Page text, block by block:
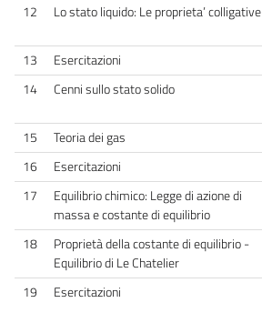
12 Lo stato liquido: Le proprieta’ colligative
13
Esercitazioni
14
Cenni sullo stato solido
15
Teoria dei gas
16
Esercitazioni
17
Equilibrio chimico: Legge di azione di
massa e costante di equilibrio
18
Proprietà della costante di equilibrio -
Equilibrio di Le Chatelier
19 Esercitazioni